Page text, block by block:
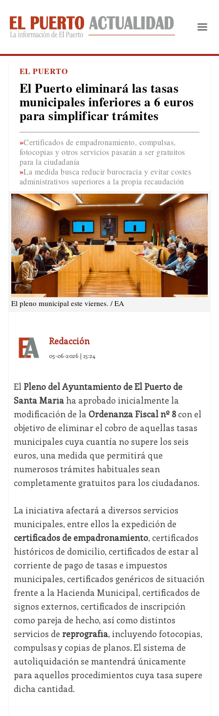
EL PUERTO
El Puerto eliminará las tasas
municipales inferiores a 6 euros
para simplificar trámites
Certificados de empadronamiento, compulsas,
fotocopias y otros servicios pasarán a ser gratuitos
para la ciudadanía
La medida busca reducir burocracia y evitar costes
administrativos superiores a la propia recaudación
El pleno municipal este viernes. / EA
Redacción
05-06-2026 | 15:24
El Pleno del Ayuntamiento de El Puerto de
Santa Maríaha aprobado inicialmente la
modificación de la Ordenanza Fiscal nº 8con el
objetivo de eliminar el cobro de aquellas tasas
municipales cuya cuantía no supere los seis
euros, una medida que permitirá que
numerosos trámites habituales sean
completamente gratuitos para los ciudadanos.
La iniciativa afectará a diversos servicios
municipales, entre ellos la expedición de
certificados de empadronamiento, certificados
históricos de domicilio, certificados de estar al
corriente de pago de tasas e impuestos
municipales, certificados genéricos de situación
frente a la Hacienda Municipal, certificados de
signos externos, certificados de inscripción
como pareja de hecho, así como distintos
servicios de reprografía, incluyendo fotocopias,
compulsas y copias de planos. El sistema de
autoliquidación se mantendrá únicamente
para aquellos procedimientos cuya tasa supere
dicha cantidad.